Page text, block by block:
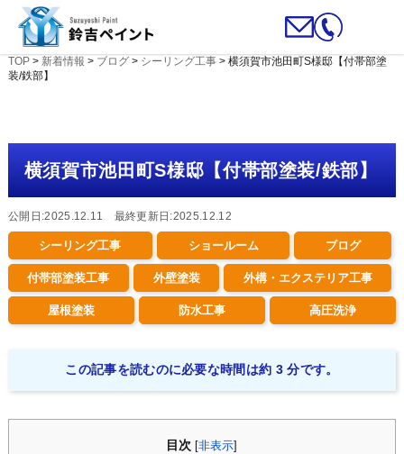
TOP> 新着情報 > ブログ> シーリング工事> 横須賀市池田町S様邸【付帯部塗
装/鉄部】
横須賀市池田町S様邸【付帯部塗装/鉄部】
公開日:2025.12.11 最終更新日:2025.12.12
シーリング工事 ショールーム ブログ
付帯部塗装工事 外壁塗装 外構・エクステリア工事
屋根塗装 防水工事 高圧洗浄
この記事を読むのに必要な時間は約 3 分です。
目次 [非表示